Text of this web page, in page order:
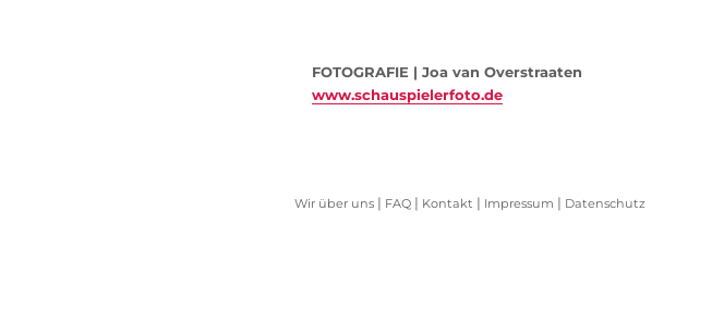
FOTOGRAFIE | Joa van Overstraaten
www.schauspielerfoto.de
Wir über uns| FAQ| Kontakt | Impressum | Datenschutz